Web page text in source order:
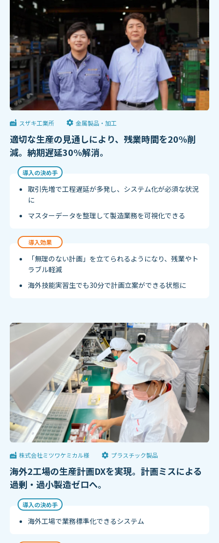
スザキ工業所 金属製品・加工
適切な生産の見通しにより、残業時間を20%削
減。納期遅延30%解消。
導入の決め手
取引先増で工程遅延が多発し、システム化が必須な状況
に
マスターデータを整理して製造業務を可視化できる
導入効果
「無理のない計画」を立てられるようになり、残業やト
ラブル軽減
海外技能実習生でも30分で計画立案ができる状態に
株式会社ミツワケミカル様 プラスチック製品
海外2工場の生産計画DXを実現。計画ミスによる
過剰・過小製造ゼロへ。
導入の決め手
海外工場で業務標準化できるシステム